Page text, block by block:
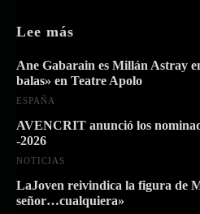
Lee más
Ane Gabarain es Millán Astray
balas» en Teatre Apolo
ESPAÑA
AVENCRIT anunció los
-2026
NOTICIAS
LaJoven reivindica la figura de
señor…cualquiera»